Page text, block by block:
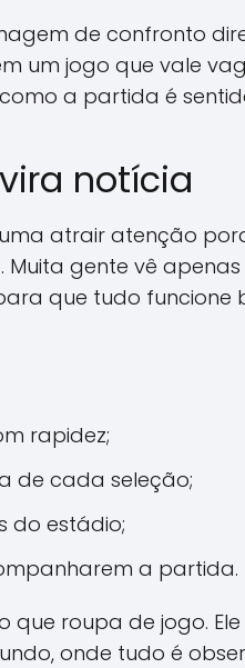
de confronto
um jogo que vale
a partida é
notícia
atrair atenção
gente vê
que tudo funcione
rapidez;
de cada seleção;
do estádio;
a partida.
que roupa de jogo.
onde tudo é